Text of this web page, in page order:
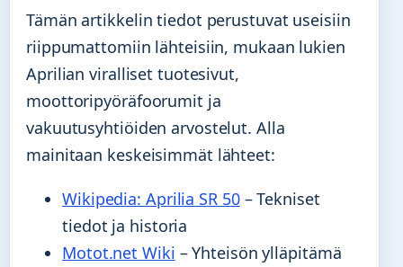
Tämän artikkelin tiedot perustuvat useisiin
riippumattomiin lähteisiin, mukaan lukien
Aprilian viralliset tuotesivut,
moottoripyöräfoorumit ja
vakuutusyhtiöiden arvostelut. Alla
mainitaan keskeisimmät lähteet:
Wikipedia: Aprilia SR 50– Tekniset
tiedot ja historia
Motot.net Wiki – Yhteisön ylläpitämä